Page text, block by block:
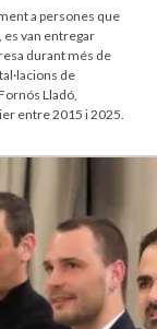
a persones que
es van entregar
durant més de
de
Lladó,
entre 2015 i 2025.